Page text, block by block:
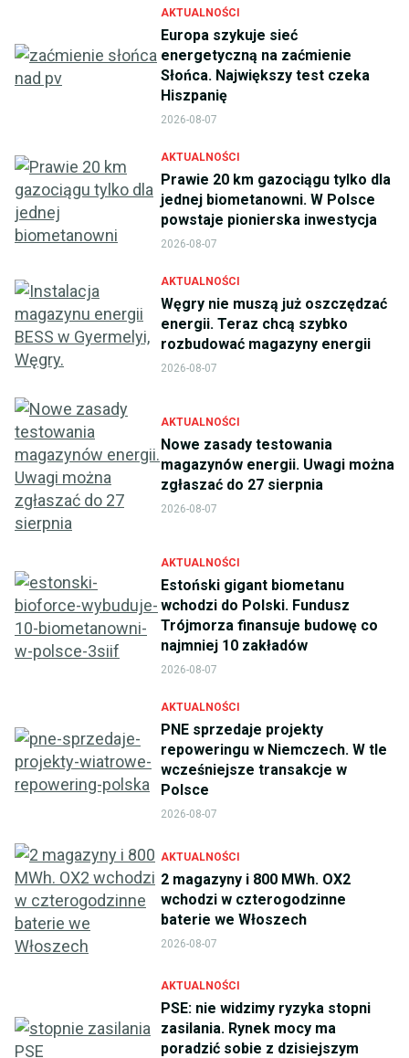
AKTUALNOŚCI
Europa szykuje sieć
energetyczną na zaćmienie
Słońca. Największy test czeka
Hiszpanię
2026-08-07
AKTUALNOŚCI
Prawie 20 km gazociągu tylko dla
jednej biometanowni. W Polsce
powstaje pionierska inwestycja
2026-08-07
AKTUALNOŚCI
Węgry nie muszą już oszczędzać
energii. Teraz chcą szybko
rozbudować magazyny energii
2026-08-07
AKTUALNOŚCI
Nowe zasady testowania
magazynów energii. Uwagi można
zgłaszać do 27 sierpnia
2026-08-07
AKTUALNOŚCI
Estoński gigant biometanu
wchodzi do Polski. Fundusz
Trójmorza finansuje budowę co
najmniej 10 zakładów
2026-08-07
AKTUALNOŚCI
PNE sprzedaje projekty
repoweringu w Niemczech. W tle
wcześniejsze transakcje w
Polsce
2026-08-07
AKTUALNOŚCI
2 magazyny i 800 MWh. OX2
wchodzi w czterogodzinne
baterie we Włoszech
2026-08-07
AKTUALNOŚCI
PSE: nie widzimy ryzyka stopni
zasilania. Rynek mocy ma
poradzić sobie z dzisiejszym